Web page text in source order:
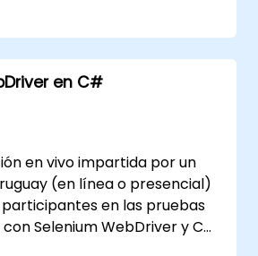
construir modelos de datos y
en Pydantic y
API a una base de datos
seguridad y autenticación
que ofrece FastAPI.
de contenedores e
las API web en un servidor
en C#
en vivo impartida por un
(en línea o presencial)
en las pruebas
Selenium WebDriver y C#